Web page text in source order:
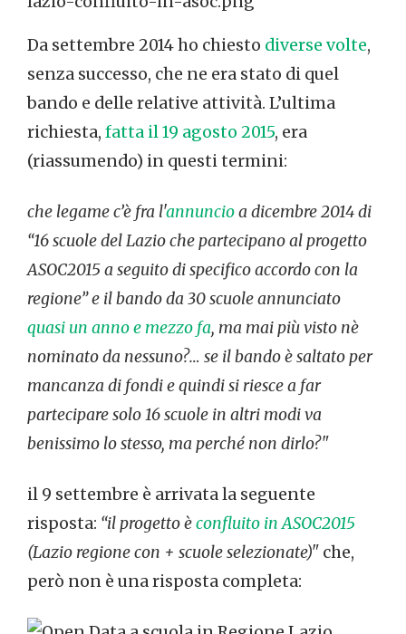
Da settembre 2014 ho chiesto diverse volte,
senza successo, che ne era stato di quel
bando e delle relative attività. L’ultima
richiesta, fatta il 19 agosto 2015, era
(riassumendo) in questi termini:
che legame c’è fra l'annuncioa dicembre 2014 di
“16 scuole del Lazio che partecipano al progetto
ASOC2015 a seguito di specifico accordo con la
regione” e il bando da 30 scuole annunciato
quasi un anno e mezzo fa, ma mai più visto nè
nominato da nessuno?… se il bando è saltato per
mancanza di fondi e quindi si riesce a far
partecipare solo 16 scuole in altri modi va
benissimo lo stesso, ma perché non dirlo?"
il 9 settembre è arrivata la seguente
risposta: “il progetto èconfluito in ASOC2015
(Lazio regione con + scuole selezionate)" che,
però non è una risposta completa: